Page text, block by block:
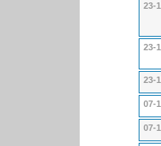
23-
23-
23-
07-
07-